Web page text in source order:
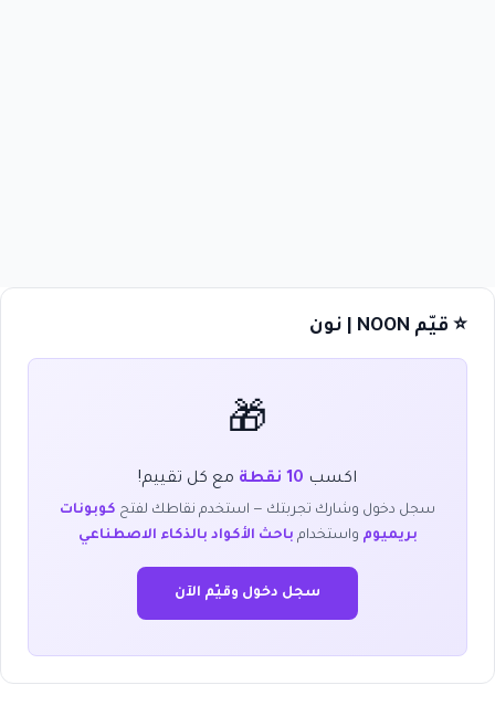
⭐ قيّم NOON | نون
🎁
اكسب 10 نقطة مع كل تقييم!
سجل دخول وشارك تجربتك — استخدم نقاطك لفتح كوبونات
بريميوم واستخدام باحث الأكواد بالذكاء الاصطناعي
سجل دخول وقيّم الآن